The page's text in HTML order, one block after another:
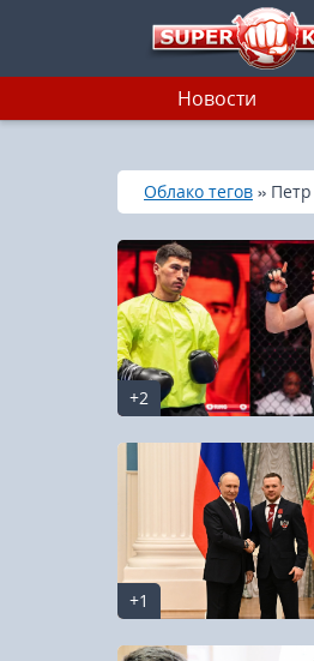
Новости
Главная
»
Облако тегов »
+2
+1